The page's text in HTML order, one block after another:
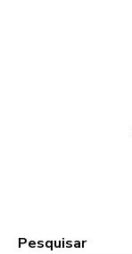
Pesquisar